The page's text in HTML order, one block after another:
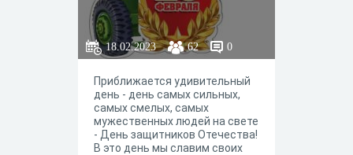
18.02.2023 62 0
Приближается удивительный
день - день самых сильных,
самых смелых, самых
мужественных людей на свете
- День защитников Отечества!
В это день мы славим своих